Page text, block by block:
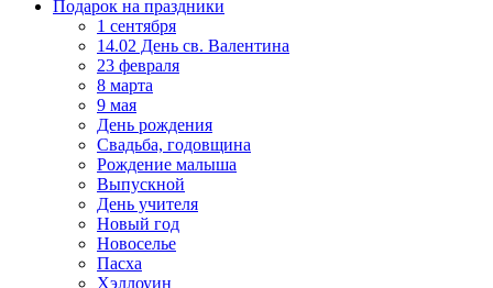
Подарок на праздники
1 сентября
14.02 День св. Валентина
23 февраля
8 марта
9 мая
День рождения
Свадьба, годовщина
Рождение малыша
Выпускной
День учителя
Новый год
Новоселье
Пасха
Хэллоуин